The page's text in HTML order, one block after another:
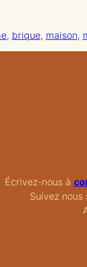
, brique, maison,
Écrivez-nous à
Suivez nous